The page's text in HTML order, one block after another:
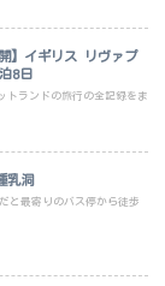
】イギリス リヴァプ
8日
トランドの旅行の全記録をま
乳洞
と最寄りのバス停から徒歩